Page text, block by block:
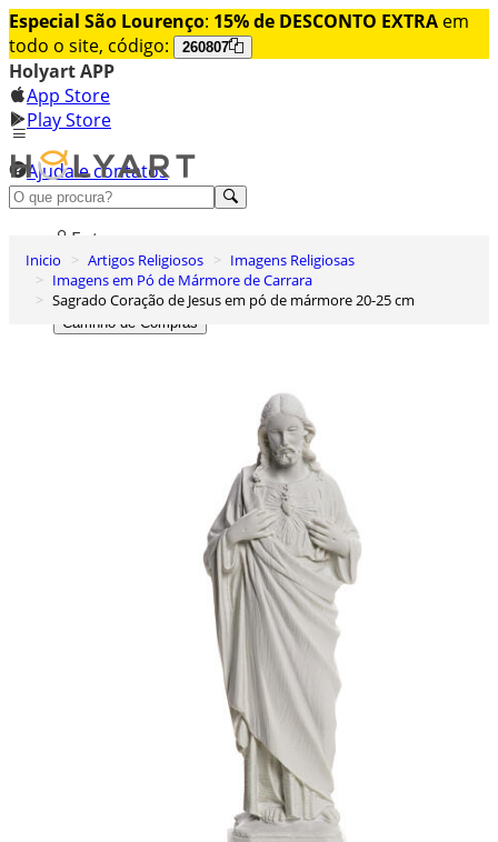
Especial São Lourenço: 15% de DESCONTO EXTRA em
todo o site, código:
260807
Holyart APP
App Store
Play Store
Ajuda e contatos
Conheça premium
Entrar
Lista de Desejos
0
Carrinho de Compras
Inicio Artigos Religiosos
Imagens Religiosas
Imagens em Pó de Mármore de Carrara
Sagrado Coração de Jesus em pó de mármore 20-25 cm